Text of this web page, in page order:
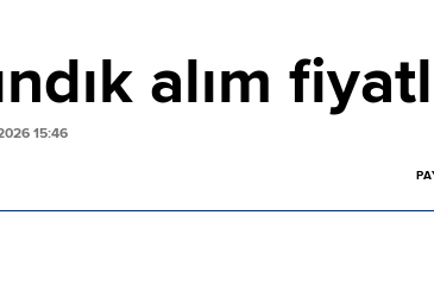
alım
15:46